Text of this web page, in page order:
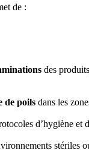
de :
des
de poils dans les
d’hygiène et
stériles